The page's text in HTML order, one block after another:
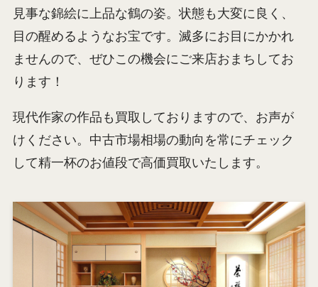
見事な錦絵に上品な鶴の姿。状態も大変に良く、
目の醒めるようなお宝です。滅多にお目にかかれ
ませんので、ぜひこの機会にご来店おまちしてお
ります！
現代作家の作品も買取しておりますので、お声が
けください。中古市場相場の動向を常にチェック
して精一杯のお値段で高価買取いたします。